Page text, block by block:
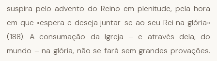
suspira pelo advento do Reino em plenitude, pela hora
em que «espera e deseja juntar-se ao seu Rei na glória»
(188). A consumação da Igreja – e através dela, do
mundo – na glória, não se fará sem grandes provações.